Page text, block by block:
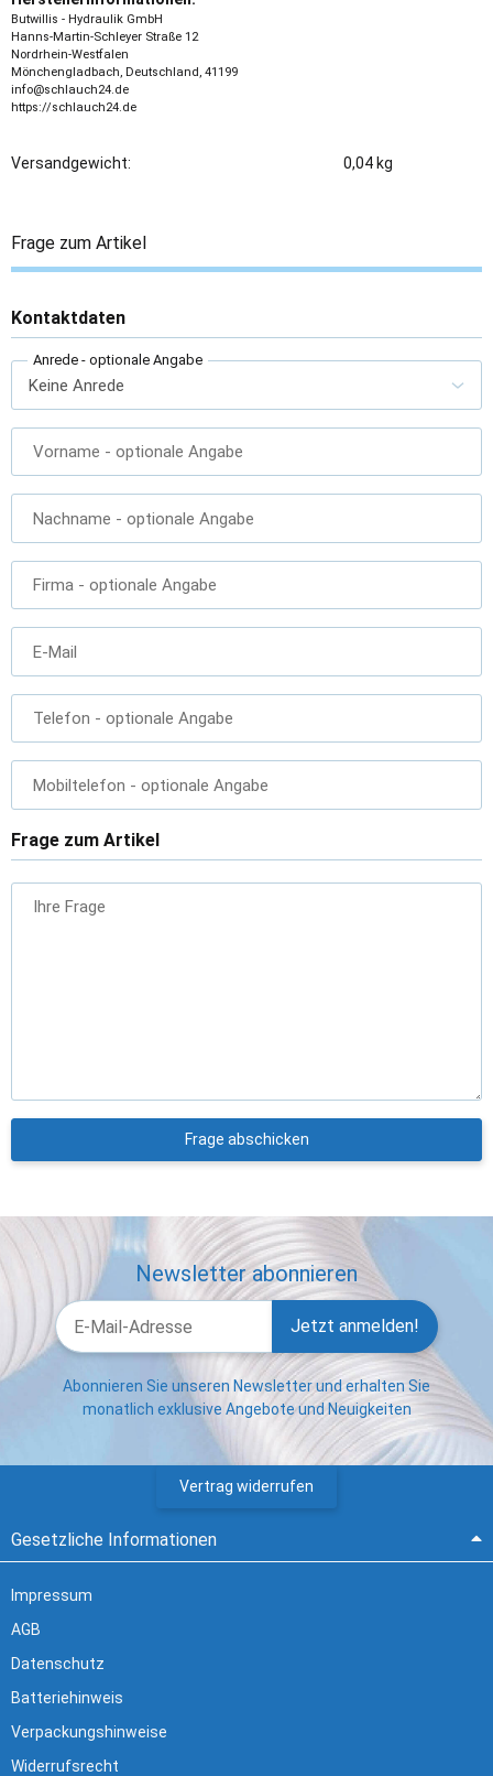
Butwillis - Hydraulik GmbH
Hanns-Martin-Schleyer Straße 12
Nordrhein-Westfalen
Mönchengladbach, Deutschland, 41199
info@schlauch24.de
https://schlauch24.de
Versandgewicht: 0,04 kg
Frage zum Artikel
Kontaktdaten
Anrede - optionale Angabe
Vorname - optionale Angabe
Nachname - optionale Angabe
Firma - optionale Angabe
E-Mail
Telefon - optionale Angabe
Mobiltelefon - optionale Angabe
Frage zum Artikel
Ihre Frage
Frage abschicken
Newsletter abonnieren
Jetzt anmelden!
Abonnieren Sie unseren Newsletter und erhalten Sie
monatlich exklusive Angebote und Neuigkeiten
Vertrag widerrufen
Gesetzliche Informationen
Impressum
AGB
Datenschutz
Batteriehinweis
Verpackungshinweise
Widerrufsrecht